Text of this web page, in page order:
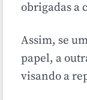
obrigadas a
Assim, se
papel, a
visando a